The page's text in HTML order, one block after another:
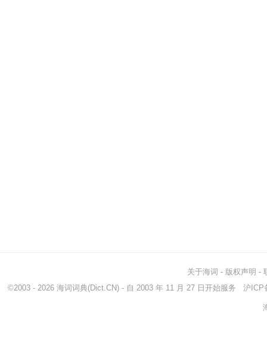
关于海词 - 版权声明 -
©2003 - 2026 海词词典(Dict.CN) - 自 2003 年 11 月 27 日开始服务 沪ICP